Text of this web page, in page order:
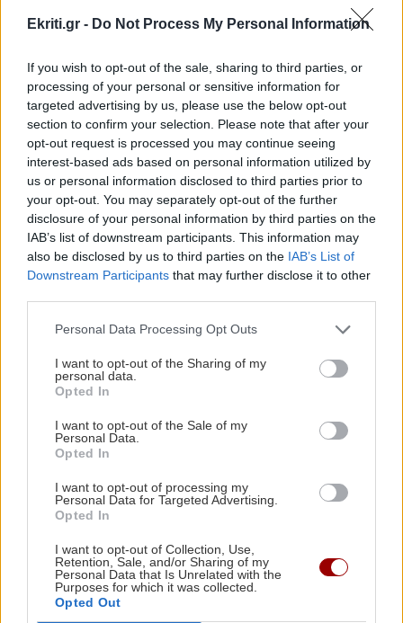
Ekriti.gr - Do Not Process My Personal Information
If you wish to opt-out of the sale, sharing to third parties, or
processing of your personal or sensitive information for
targeted advertising by us, please use the below opt-out
section to confirm your selection. Please note that after your
opt-out request is processed you may continue seeing
interest-based ads based on personal information utilized by
us or personal information disclosed to third parties prior to
your opt-out. You may separately opt-out of the further
disclosure of your personal information by third parties on the
IAB’s list of downstream participants. This information may
also be disclosed by us to third parties on the IAB’s List of
Downstream Participants that may further disclose it to other
Personal Data Processing Opt Outs
I want to opt-out of the Sharing of my
personal data.
Opted In
I want to opt-out of the Sale of my
Personal Data.
Opted In
I want to opt-out of processing my
Personal Data for Targeted Advertising.
Opted In
I want to opt-out of Collection, Use,
Retention, Sale, and/or Sharing of my
Personal Data that Is Unrelated with the
Purposes for which it was collected.
Opted Out
Conference League: Ισοπαλία, μέτρια εμφάνιση
και η πρόκριση θα κριθεί στη Σόφια για τον
Παναθηναϊκό
23:25
ΑΘΛΗΤΙΚΑ
Επέστρεψε Ηράκλειο η αποστολή του ΟΦΗ - Η
προσοχή στο Σούπερ Καπ με ΑΕΚ
23:00
GOSSIP - LIFESTYLE
Μισέλ Φάιφερ: Στα 68 της αποκαλύπτει γιατί
ταινία
ΑΥΤΟΔΙΟΙΚΗΣΗ
Πρύτανη του Πανεπιστημίου Κρήτης και τον
Πρόεδρο του ΙΤΕ
ΟΙΚΟΝΟΜΙΑ
ευρώ οι ρυθμισμένες οφειλές
ΠΕΡΙΣΣΟΤΕΡΑ
ΕΛΛΑΔΑ
Σεισμική δόνηση 3,6 Ρίχτερ τα
ξημερώματα στην Πρέβεζα
ΚΟΣΜΟΣ
Τραγωδία στη Βόρεια Καρολίνα: Τρεις
νεκροί από ενδοοικογενειακούς
πυροβολισμούς – Ανάμεσά τους και ο
δράστης